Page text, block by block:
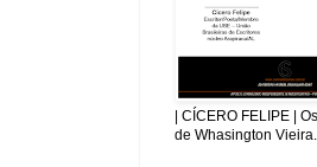
| CÍCERO FELIPE |
de Whasington Vieira.